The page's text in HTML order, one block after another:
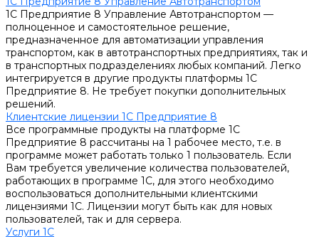
1С Предприятие 8 Управление Автотранспортом —
полноценное и самостоятельное решение,
предназначенное для автоматизации управления
транспортом, как в автотранспортных предприятиях, так и
в транспортных подразделениях любых компаний. Легко
интегрируется в другие продукты платформы 1С
Предприятие 8. Не требует покупки дополнительных
решений.
Клиентские лицензии 1С Предприятие 8
Все программные продукты на платформе 1С
Предприятие 8 рассчитаны на 1 рабочее место, т.е. в
программе может работать только 1 пользователь. Если
Вам требуется увеличение количества пользователей,
работающих в программе 1С, для этого необходимо
воспользоваться дополнительными клиентскими
лицензиями 1С. Лицензии могут быть как для новых
пользователей, так и для сервера.
Услуги 1С